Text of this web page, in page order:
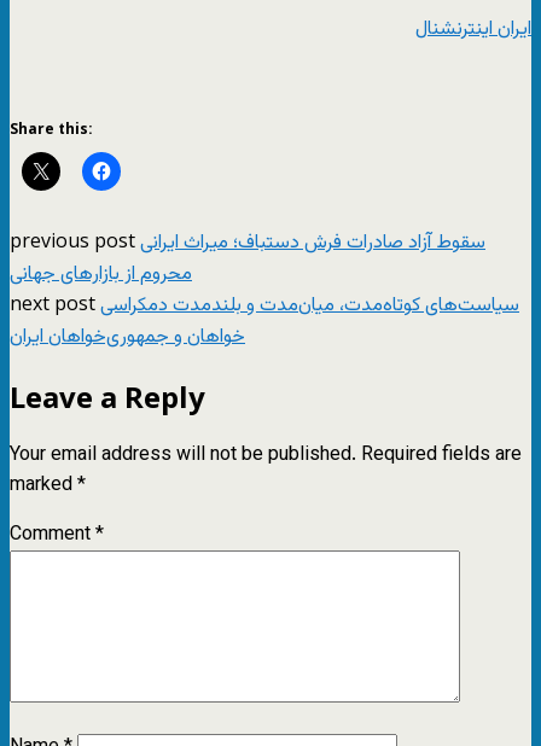
ایران اینترنشنال
Share this:
previous postسقوط آزاد صادرات فرش دستباف؛ میراث ایرانی
محروم از بازارهای جهانی
next postسیاست‌های کوتاه‌مدت، میان‌مدت و بلندمدت دمکراسی
خواهان و جمهوری‌خواهان ایران
Leave a Reply
Your email address will not be published. Required fields are
marked*
Comment*